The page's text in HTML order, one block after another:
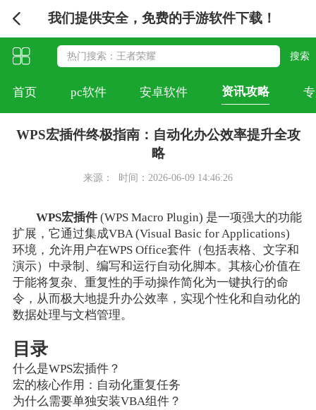
我们提供安全，免费的手游软件下载！
首页 pc软件 安卓软件 资讯攻略
WPS宏插件终极指南：自动化办公效率提升全攻
略
来源： 时间：2026-06-09 14:46:26
WPS宏插件 (WPS Macro Plugin) 是一项强大的功能
扩展，它通过集成VBA (Visual Basic for Applications)
环境，允许用户在WPS Office套件（包括表格、文字和
演示）中录制、编写和运行自动化脚本。其核心价值在
于能将复杂、重复性的手动操作简化为一键执行的命
令，从而极大地提升办公效率，实现个性化和自动化的
数据处理与文档管理。
目录
什么是WPS宏插件？
宏的核心作用：自动化重复任务
为什么需要单独安装VBA组件？